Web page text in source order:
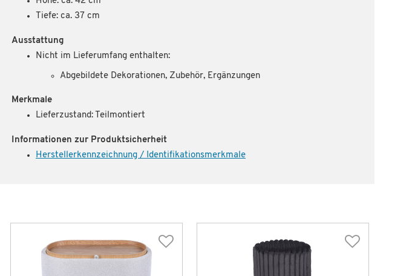
Tiefe: ca. 37 cm
Ausstattung
Nicht im Lieferumfang enthalten:
Abgebildete Dekorationen, Zubehör, Ergänzungen
Merkmale
Lieferzustand: Teilmontiert
Informationen zur Produktsicherheit
Herstellerkennzeichnung / Identifikationsmerkmale